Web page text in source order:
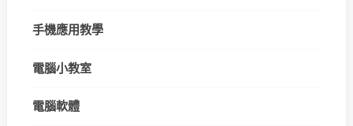
手機應用教學
電腦小教室
電腦軟體